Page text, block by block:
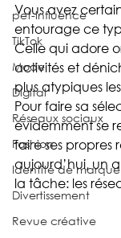
pet-influence
TikTok
Mode
Digital
Réseaux sociaux
Fashion
Identité de marque
Divertissement
Revue créative
Vous avez
entourage ce
Celle qui adore
activités et
plus atypiques
Pour faire sa
évidemment se
faire ses propres
aujourd’hui, un
la tâche: les